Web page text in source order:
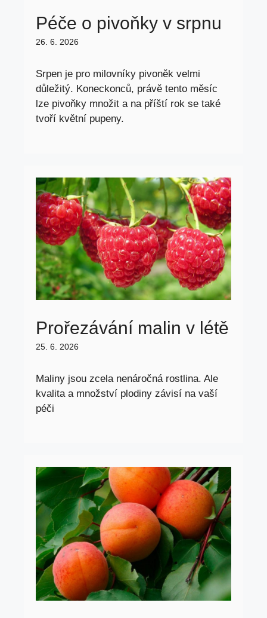
Péče o pivoňky v srpnu
26. 6. 2026
Srpen je pro milovníky pivoněk velmi
důležitý. Koneckonců, právě tento měsíc
lze pivoňky množit a na příští rok se také
tvoří květní pupeny.
Prořezávání malin v létě
25. 6. 2026
Maliny jsou zcela nenáročná rostlina. Ale
kvalita a množství plodiny závisí na vaší
péči